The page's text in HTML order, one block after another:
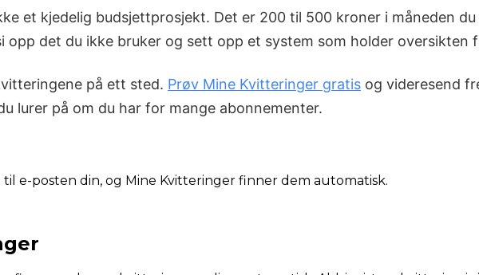
et kjedelig budsjettprosjekt. Det er 200 til 500 kroner i måneden
opp det du ikke bruker og sett opp et system som holder oversikten
på ett sted. Prøv Mine Kvitteringer gratis og videresend
lurer på om du har for mange abonnementer.
e-posten din, og Mine Kvitteringer finner dem automatisk.